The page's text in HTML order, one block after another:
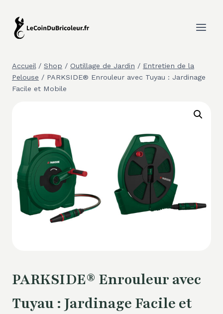
contenu
Accueil / Shop / Outillage de Jardin / Entretien de la
Pelouse / PARKSIDE® Enrouleur avec Tuyau : Jardinage
Facile et Mobile
PARKSIDE® Enrouleur avec
Tuyau : Jardinage Facile et